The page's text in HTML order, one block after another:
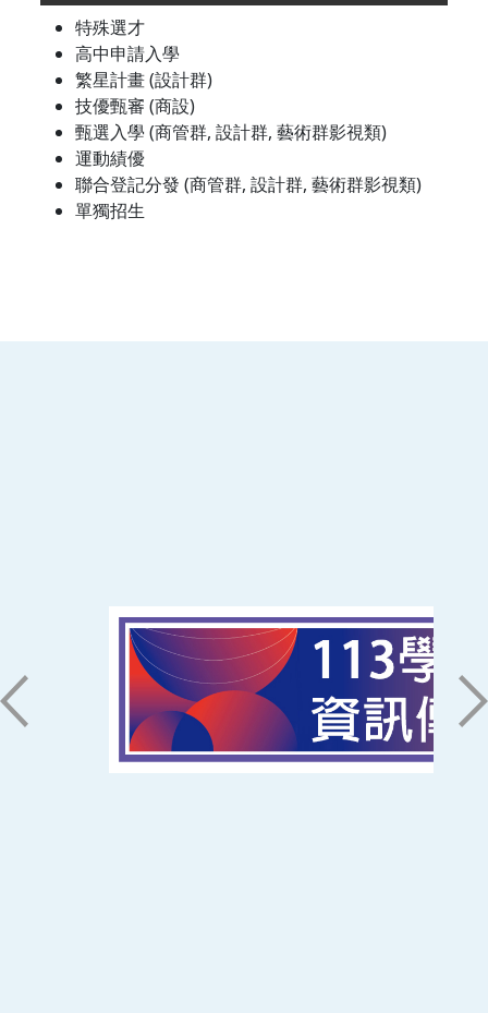
特殊選才
高中申請入學
繁星計畫 (設計群)
技優甄審 (商設)
甄選入學 (商管群, 設計群, 藝術群影視類)
運動績優
聯合登記分發 (商管群, 設計群, 藝術群影視類)
單獨招生
71005 台南市永康區南台街一號
06-2533131 ext. 7101
ic@stust.edu.tw
辦公時間